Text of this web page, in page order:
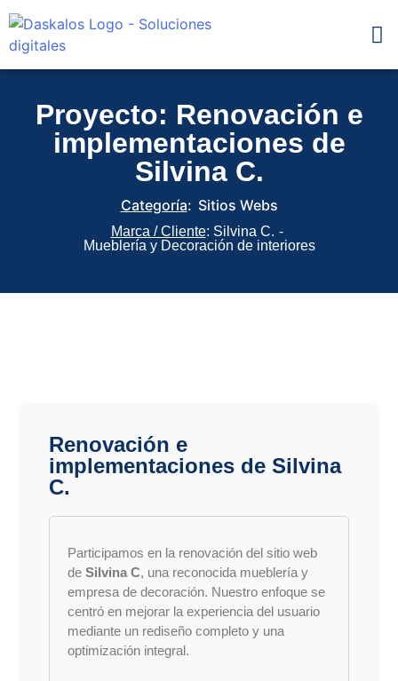
Proyecto: Renovación e
implementaciones de
Silvina C.
Categoría: Sitios Webs
Marca / Cliente: Silvina C. -
Mueblería y Decoración de interiores
Renovación e
implementaciones de Silvina
C.
Participamos en la renovación del sitio web
de Silvina C, una reconocida mueblería y
empresa de decoración. Nuestro enfoque se
centró en mejorar la experiencia del usuario
mediante un rediseño completo y una
optimización integral.